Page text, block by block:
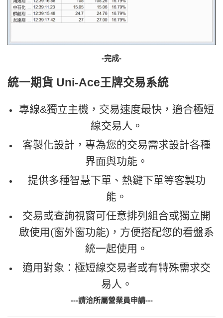
-完成-
統一期貨 Uni-Ace王牌交易系統
專線&獨立主機，交易速度最快，適合極短
線交易人。
客製化設計，專為您的交易需求設計各種
界面與功能。
提供多種智慧下單、熱鍵下單等客製功
能。
交易或查詢視窗可任意排列組合或獨立開
啟使用(窗外窗功能)，方便搭配您的看盤系
統一起使用。
適用對象：極短線交易者或有特殊需求交
易人。
---請洽所屬營業員申請---